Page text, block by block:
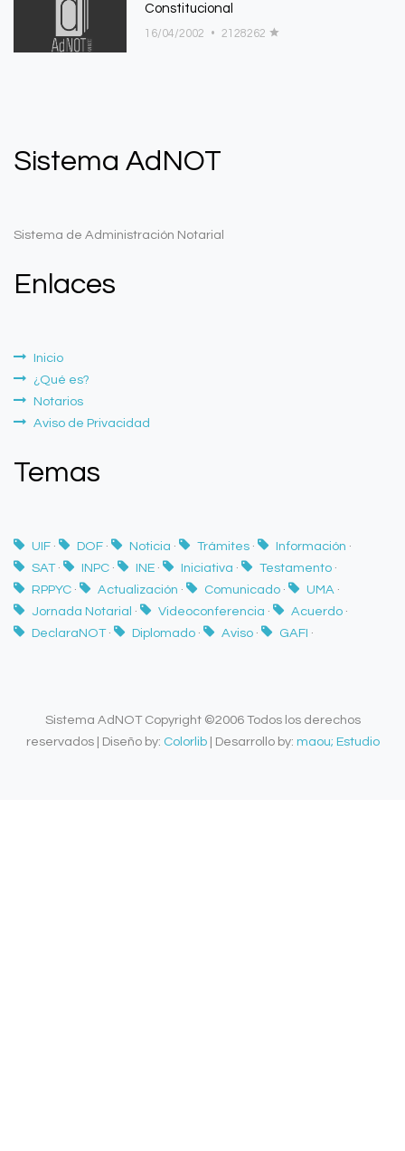
Constitucional
16/04/2002 • 2128262
Sistema AdNOT
Sistema de Administración Notarial
Enlaces
Inicio
¿Qué es?
Notarios
Aviso de Privacidad
Temas
UIF · DOF · Noticia · Trámites · Información ·
SAT · INPC · INE · Iniciativa · Testamento ·
RPPYC · Actualización · Comunicado · UMA ·
Jornada Notarial · Videoconferencia · Acuerdo ·
DeclaraNOT · Diplomado · Aviso · GAFI ·
Sistema AdNOT Copyright ©2006 Todos los derechos
reservados | Diseño by: Colorlib| Desarrollo by: maou; Estudio